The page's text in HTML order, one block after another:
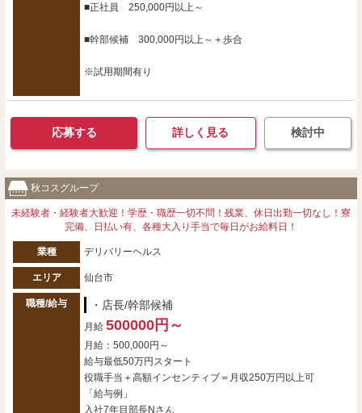
■正社員 250,000円以上～
■幹部候補 300,000円以上～＋歩合
※試用期間有り
応募する 詳しく見る 検討中
秋コスグループ
未経験者・経験者大歓迎！学歴・職歴一切不問！残業、休日出勤一切なし！寮
完備、日払い有、各種大入り手当で毎日がお給料日！
業種 デリバリーヘルス
エリア 仙台市
職種/給与 ・店長/幹部候補
月給 500000円～
月給：500,000円～
給与最低50万円スタート
役職手当＋高額インセンティブ＝月収250万円以上可
「給与例」
入社7年目部長Nさん